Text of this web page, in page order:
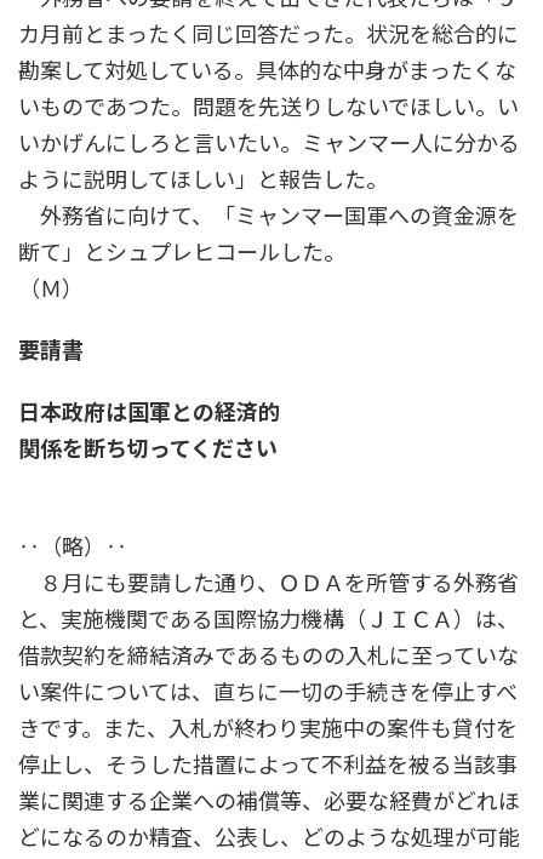
カ月前とまったく同じ回答だった。状況を総合的に
勘案して対処している。具体的な中身がまったくな
いものであつた。問題を先送りしないでほしい。い
いかげんにしろと言いたい。ミャンマー人に分かる
ように説明してほしい」と報告した。
外務省に向けて、「ミャンマー国軍への資金源を
断て」とシュプレヒコールした。
（Ｍ）
要請書
日本政府は国軍との経済的
関係を断ち切ってください
‥（略）‥
８月にも要請した通り、ＯＤＡを所管する外務省
と、実施機関である国際協力機構（ＪＩＣＡ）は、
借款契約を締結済みであるものの入札に至っていな
い案件については、直ちに一切の手続きを停止すべ
きです。また、入札が終わり実施中の案件も貸付を
停止し、そうした措置によって不利益を被る当該事
業に関連する企業への補償等、必要な経費がどれほ
どになるのか精査、公表し、どのような処理が可能